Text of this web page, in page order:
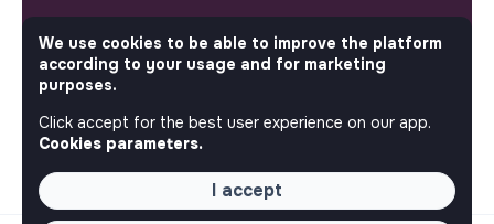
FOLLOW US
© 2026 jobs that makesense.
We use cookies to be able to improve the platform
according to your usage and for marketing
purposes.
Click accept for the best user experience on our app.
Cookies parameters.
I accept